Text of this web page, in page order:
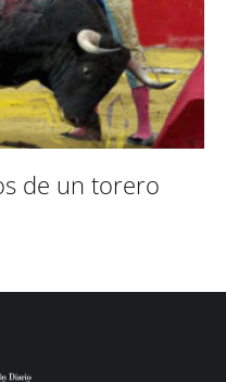
de un torero